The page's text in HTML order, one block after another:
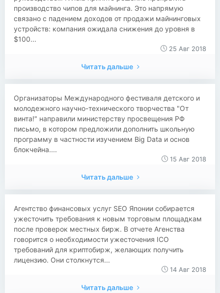
производство чипов для майнинга. Это напрямую
связано с падением доходов от продажи майнинговых
устройств: компания ожидала снижения до уровня в
$100...
25 Авг 2018
Читать дальше
​​Организаторы Международного фестиваля детского и
молодежного научно-технического творчества "От
винта!" направили министерству просвещения РФ
письмо, в котором предложили дополнить школьную
программу в частности изучением Big Data и основ
блокчейна....
15 Авг 2018
Читать дальше
​​Агентство финансовых услуг SEO Японии собирается
ужесточить требования к новым торговым площадкам
после проверок местных бирж. В отчете Агенства
говорится о необходимости ужесточения ICO
требований для криптобирж, желающих получить
лицензию. Они столкнутся...
14 Авг 2018
Читать дальше